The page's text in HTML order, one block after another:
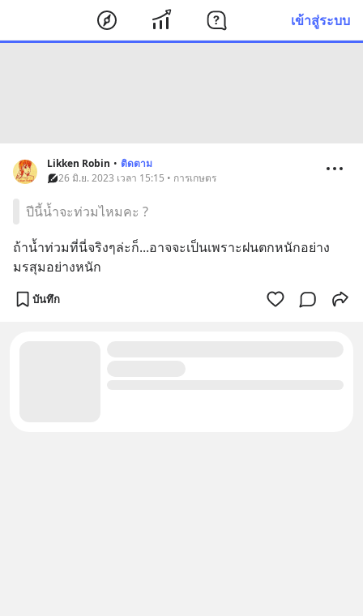
เข้าสู่ระบบ
Likken Robin • ติดตาม
26 มิ.ย. 2023 เวลา 15:15 • การเกษตร
ปีนี้น้ำจะท่วมไหมคะ ?
ถ้าน้ำท่วมที่นี่จริงๆล่ะก็...อาจจะเป็นเพราะฝนตกหนักอย่าง
มรสุมอย่างหนัก
บันทึก